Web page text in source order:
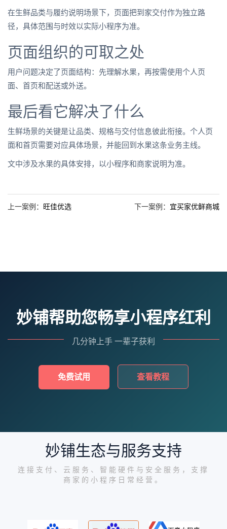
在生鲜品类与履约说明场景下，页面把到家交付作为独立路
径，具体范围与时效以实际小程序为准。
页面组织的可取之处
用户问题决定了页面结构：先理解水果，再按需使用个人页
面、首页和配送或外送。
最后看它解决了什么
生鲜场景的关键是让品类、规格与交付信息彼此衔接。个人页
面和首页需要对应具体场景，并能回到水果这条业务主线。
文中涉及水果的具体安排，以小程序和商家说明为准。
上一案例： 旺佳优选 下一案例： 宜买家优鲜商城
妙铺帮助您畅享小程序红利
几分钟上手 一辈子获利
免费试用 查看教程
妙铺生态与服务支持
连接支付、云服务、智能硬件与安全服务，支撑
商家的小程序日常经营。